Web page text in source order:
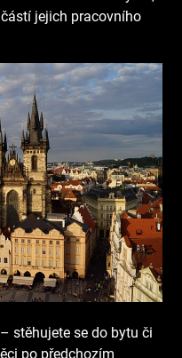
jejich pracovního
– stěhujete se do bytu či
po předchozím